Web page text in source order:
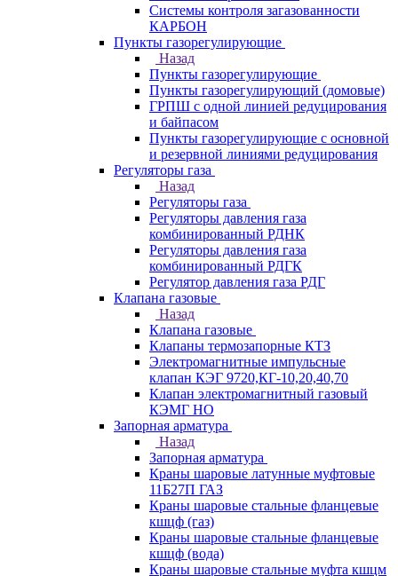
Системы контроля загазованности
КАРБОН
Пункты газорегулирующие
Назад
Пункты газорегулирующие
Пункты газорегулирующий (домовые)
ГРПШ с одной линией редуцирования
и байпасом
Пункты газорегулирующие с основной
и резервной линиями редуцирования
Регуляторы газа
Назад
Регуляторы газа
Регуляторы давления газа
комбинированный РДНК
Регуляторы давления газа
комбинированный РДГК
Регулятор давления газа РДГ
Клапана газовые
Назад
Клапана газовые
Клапаны термозапорные КТЗ
Электромагнитные импульсные
клапан КЭГ 9720,КГ-10,20,40,70
Клапан электромагнитный газовый
КЭМГ НО
Запорная арматура
Назад
Запорная арматура
Краны шаровые латунные муфтовые
11Б27П ГАЗ
Краны шаровые стальные фланцевые
кшцф (газ)
Краны шаровые стальные фланцевые
кшцф (вода)
Краны шаровые стальные муфта кшцм